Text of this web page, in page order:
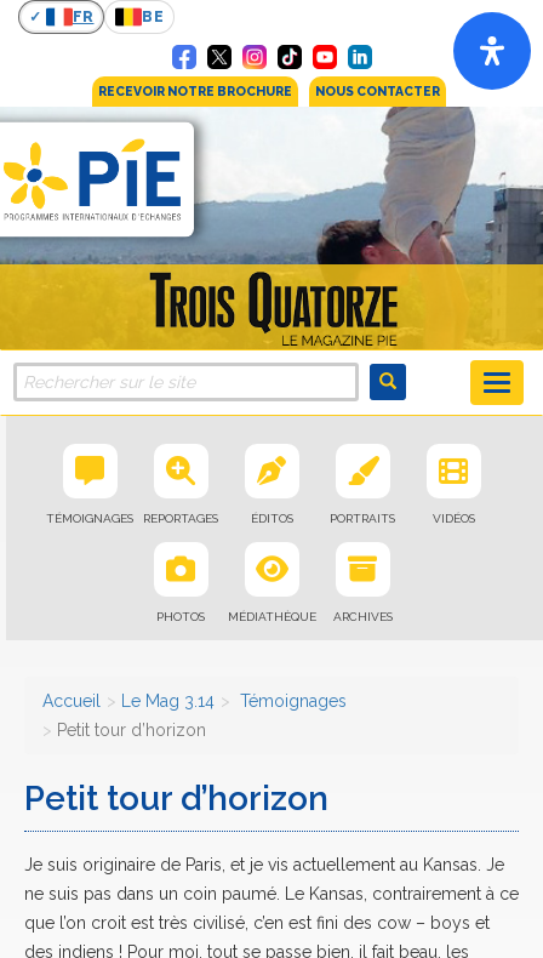
FR BE
RECEVOIR NOTRE BROCHURE NOUS CONTACTER
TÉMOIGNAGES REPORTAGES ÉDITOS PORTRAITS VIDÉOS
PHOTOS MÉDIATHÈQUE ARCHIVES
Accueil Le Mag 3.14
Témoignages
Petit tour d’horizon
Petit tour d’horizon
Je suis originaire de Paris, et je vis actuellement au Kansas. Je
ne suis pas dans un coin paumé. Le Kansas, contrairement à ce
que l’on croit est très civilisé, c’en est fini des cow – boys et
des indiens ! Pour moi, tout se passe bien, il fait beau, les